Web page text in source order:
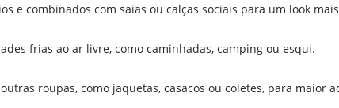
e combinados com saias ou calças sociais para um look
frias ao ar livre, como caminhadas, camping ou esqui.
roupas, como jaquetas, casacos ou coletes, para maior